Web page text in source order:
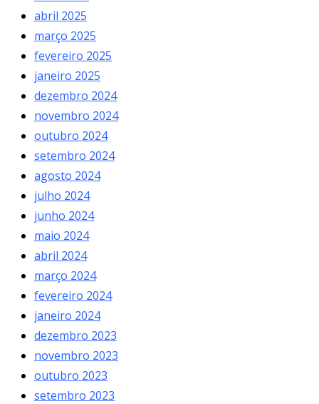
abril 2025
março 2025
fevereiro 2025
janeiro 2025
dezembro 2024
novembro 2024
outubro 2024
setembro 2024
agosto 2024
julho 2024
junho 2024
maio 2024
abril 2024
março 2024
fevereiro 2024
janeiro 2024
dezembro 2023
novembro 2023
outubro 2023
setembro 2023